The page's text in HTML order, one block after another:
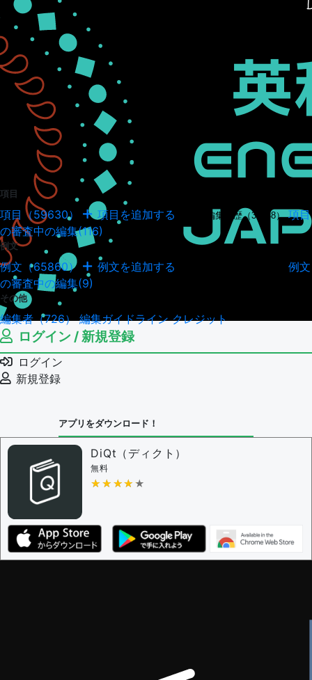
項目
項目（59630） 項目を追加する 項目の編集履歴（34948） 項目
の審査中の編集(116)
例文
例文（65860） 例文を追加する
例文
の審査中の編集(9)
その他
編集者（726）編集ガイドラインクレジット
ログイン / 新規登録
ログイン
新規登録
アプリをダウンロード！
DiQt（ディクト）
無料
★★★★★
★★★★★